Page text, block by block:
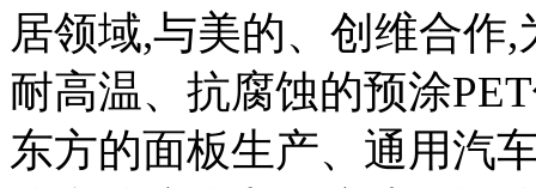
居领域,与美的、创维合作
耐高温、抗腐蚀的预涂
东方的面板生产、通用汽